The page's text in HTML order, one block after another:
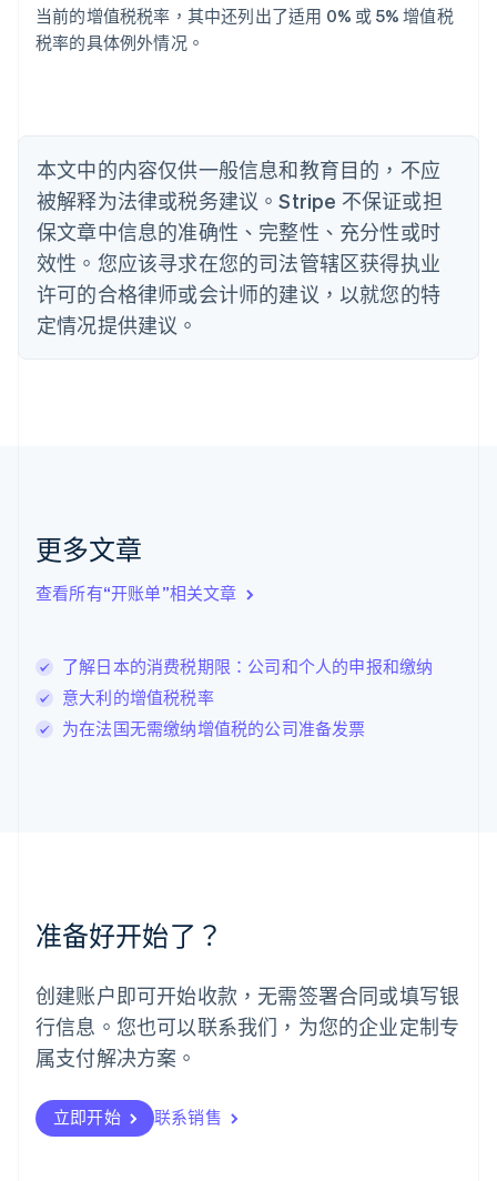
当前的增值税税率，其中还列出了适用 0% 或 5% 增值税
税率的具体例外情况。
本文中的内容仅供一般信息和教育目的，不应
被解释为法律或税务建议。Stripe 不保证或担
保文章中信息的准确性、完整性、充分性或时
效性。您应该寻求在您的司法管辖区获得执业
许可的合格律师或会计师的建议，以就您的特
定情况提供建议。
更多文章
查看所有“开账单”相关文章
了解日本的消费税期限：公司和个人的申报和缴纳
意大利的增值税税率
为在法国无需缴纳增值税的公司准备发票
准备好开始了？
创建账户即可开始收款，无需签署合同或填写银
行信息。您也可以联系我们，为您的企业定制专
属支付解决方案。
立即开始 联系销售
巴西
PortuguêsEnglish
English
丹麦
English
德国
DeutschEnglish
法国
FrançaisEnglish
芬兰
EnglishSvenska
English Italiano
拉脱维亚
立陶宛
DeutschEnglish
卢森堡
Français DeutschEnglish
罗马尼亚
墨西哥
EspañolEnglish
English
葡萄牙
PortuguêsEnglish
日本
瑞典
Svenska English
瑞士